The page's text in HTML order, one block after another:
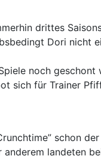
drittes
Dori nicht
noch
sich für Trainer
schon
landeten